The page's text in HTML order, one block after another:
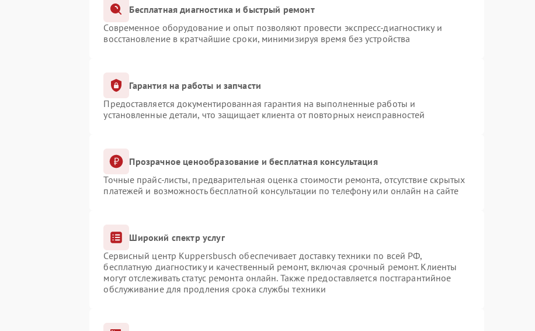
Бесплатная диагностика и быстрый ремонт
Современное оборудование и опыт позволяют провести экспресс-диагностику и
восстановление в кратчайшие сроки, минимизируя время без устройства
Гарантия на работы и запчасти
Предоставляется документированная гарантия на выполненные работы и
установленные детали, что защищает клиента от повторных неисправностей
Прозрачное ценообразование и бесплатная консультация
Точные прайс-листы, предварительная оценка стоимости ремонта, отсутствие скрытых
платежей и возможность бесплатной консультации по телефону или онлайн на сайте
Широкий спектр услуг
Сервисный центр Kuppersbusch обеспечивает доставку техники по всей РФ,
бесплатную диагностику и качественный ремонт, включая срочный ремонт. Клиенты
могут отслеживать статус ремонта онлайн. Также предоставляется постгарантийное
обслуживание для продления срока службы техники